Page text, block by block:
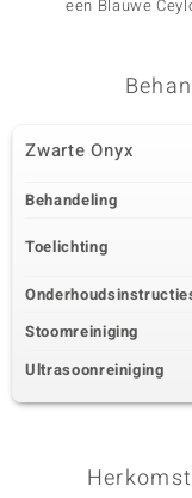
Zettingeen Blauwe
Zwarte Onyx
Behandeling
Toelichting
Stoomreiniging
Ultrasoonreiniging